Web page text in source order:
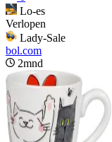
Lo-es
Verlopen
Lady-Sale
bol.com
2mnd